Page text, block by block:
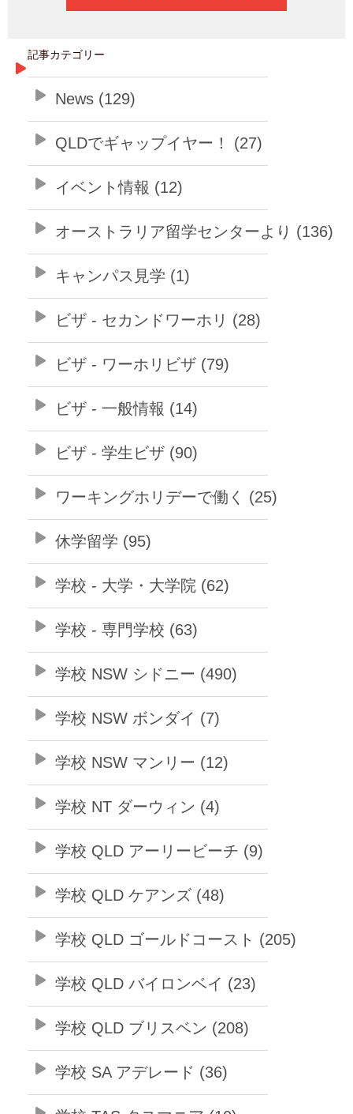
記事カテゴリー
News (129)
QLDでギャップイヤー！ (27)
イベント情報 (12)
オーストラリア留学センターより (136)
キャンパス見学 (1)
ビザ - セカンドワーホリ (28)
ビザ - ワーホリビザ (79)
ビザ - 一般情報 (14)
ビザ - 学生ビザ (90)
ワーキングホリデーで働く (25)
休学留学 (95)
学校 - 大学・大学院 (62)
学校 - 専門学校 (63)
学校 NSW シドニー (490)
学校 NSW ボンダイ (7)
学校 NSW マンリー (12)
学校 NT ダーウィン (4)
学校 QLD アーリービーチ (9)
学校 QLD ケアンズ (48)
学校 QLD ゴールドコースト (205)
学校 QLD バイロンベイ (23)
学校 QLD ブリスベン (208)
学校 SA アデレード (36)